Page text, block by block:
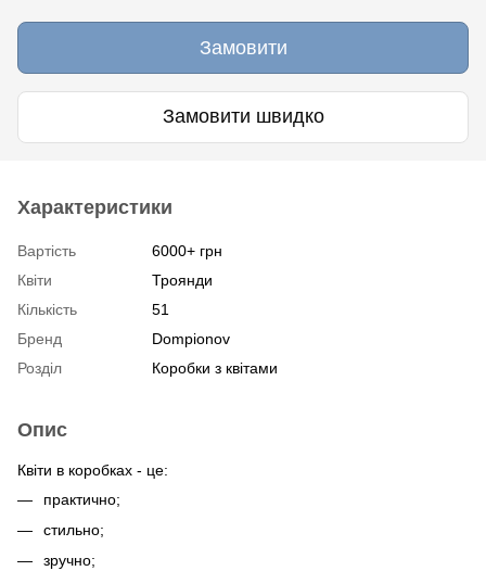
Замовити
Замовити швидко
Характеристики
Вартість
6000+ грн
Квіти
Троянди
Кількість
51
Бренд
Dompionov
Розділ
Коробки з квітами
Опис
Квіти в коробках - це:
практично;
стильно;
зручно;